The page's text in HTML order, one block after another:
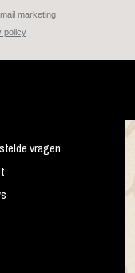
marketing
policy
vragen